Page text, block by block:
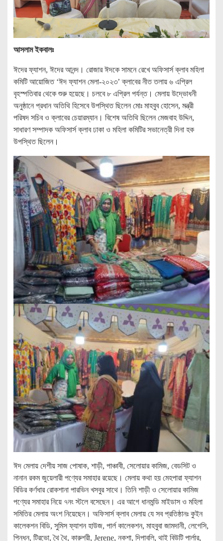
আসলাম ইকবালঃ
ঈদের ফ্যাশন, ঈদের আনন্দ। রোজার ঈদকে সামনে রেখে অফিসার্স ক্লাব মহিলা
কমিটি আয়োজিত ‘ঈদ ফ্যাশন মেলা-২০২৩’ ক্লাবের নীত তলায় ৬ এপ্রিল
বৃহস্পতিবার থেকে শুরু হয়েছে। চলবে ৮ এপ্রিল পর্যন্ত। মেলায় উদ্ভোধনী
অনুষ্ঠানে প্রধান অতিথি হিসেবে উপস্থিত ছিলেন মোঃ মাহবুব হোসেন, মন্ত্রী
পরিষদ সচিব ও ক্লাবের চেয়ারম্যান। বিশেষ অতিথি ছিলেন মেজবাহ উদ্দিন,
সাধারণ সম্পাদক অফিসার্স ক্লাব ঢাকা ও মহিলা কমিটির সভানেত্রী দিনা হক
উপস্থিত ছিলেন।
ঈদ মেলায় দেশীয় সাজ পোষাক, শাড়ী, পাঞ্চাবী, সেলোয়ার কামিজ, বেডসিট ও
নানান রকম জুয়েলারী পণ্যের সমাহার রয়েছে। মেলায় কথা হয় মেহপারা ফ্যাশন
বিডির কর্ণধার রোকশানা পারভিন খসবুর সাথে। তিনি শাড়ী ও সেলোয়ার কামিজ
পণ্যের সমাহার নিয়ে ৭নং স্টলে বসেছেন। এর আগে ধানমন্ডি মাইডাস ও মহিলা
সমিতির মেলায় অংশ নিয়েছেন। অফিসার্স ক্লাব মেলায় যে সব প্রতিষ্ঠানঃ কুইন
কালেকশন বিডি, সুমিস ফ্যাশন হাউজ, পার্ল কালেকশন, মাহবুবা জামদানী, লেগেসি,
পিন্ধন, ট্রিভো, থৈ থৈ, কারুশ্রী, Jerene, নকশা, দিপাবলি, থাই বিউটি পার্লার,